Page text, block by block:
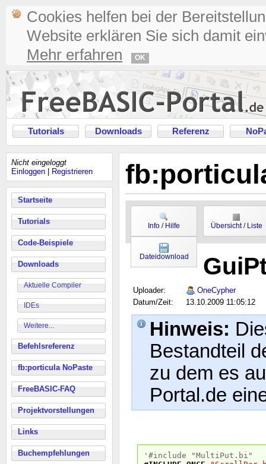
Cookies helfen bei der
Website erklären Sie sich damit
Mehr erfahren
OK
Tutorials Downloads Referenz
Nicht eingeloggt
Einloggen
Registrieren
Startseite
Tutorials
Code-Beispiele
Downloads
Aktuelle Compiler
IDEs
Weitere...
Befehlsreferenz
fb:porticula NoPaste
FreeBASIC-FAQ
Projektvorstellungen
Links
Buchempfehlungen
Info / Hilfe Übersicht / Liste
Dateidownload
Uploader:
OneCypher
Datum/Zeit:
13.10.2009 11:05:12
Hinweis:
Bestandteil
zu dem es
Portal.de
'#include "MultiPut.bi"